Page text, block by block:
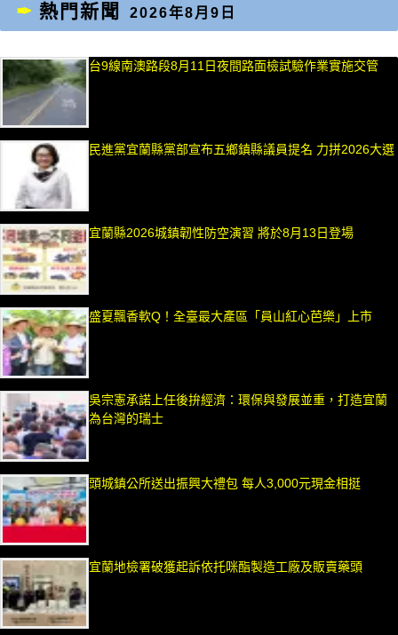
熱門新聞 2026年8月9日
台9線南澳路段8月11日夜間路面檢試驗作業實施交管
民進黨宜蘭縣黨部宣布五鄉鎮縣議員提名 力拼2026大選
宜蘭縣2026城鎮韌性防空演習 將於8月13日登場
盛夏飄香軟Q！全臺最大產區「員山紅心芭樂」上市
吳宗憲承諾上任後拚經濟：環保與發展並重，打造宜蘭
為台灣的瑞士
頭城鎮公所送出振興大禮包 每人3,000元現金相挺
宜蘭地檢署破獲起訴依托咪酯製造工廠及販賣藥頭